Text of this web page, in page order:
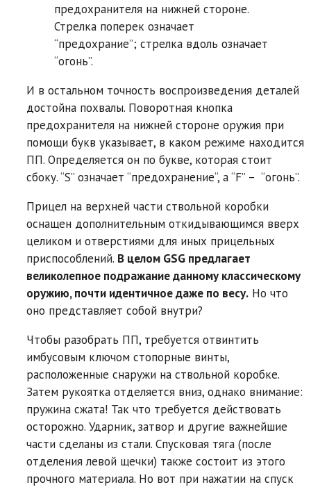
предохранителя на нижней стороне.
Стрелка поперек означает
“предохрание”; стрелка вдоль означает
“огонь”.
И в остальном точность воспроизведения деталей
достойна похвалы. Поворотная кнопка
предохранителя на нижней стороне оружия при
помощи букв указывает, в каком режиме находится
ПП. Определяется он по букве, которая стоит
сбоку. “S” означает “предохранение“, а “F” – “огонь”.
Прицел на верхней части ствольной коробки
оснащен дополнительным откидывающимся вверх
целиком и отверстиями для иных прицельных
приспособлений. В целом GSG предлагает
великолепное подражание данному классическому
оружию, почти идентичное даже по весу. Но что
оно представляет собой внутри?
Чтобы разобрать ПП, требуется отвинтить
имбусовым ключом стопорные винты,
расположенные снаружи на ствольной коробке.
Затем рукоятка отделяется вниз, однако внимание:
пружина сжата! Так что требуется действовать
осторожно. Ударник, затвор и другие важнейшие
части сделаны из стали. Спусковая тяга (после
отделения левой щечки) также состоит из этого
прочного материала. Но вот при нажатии на спуск